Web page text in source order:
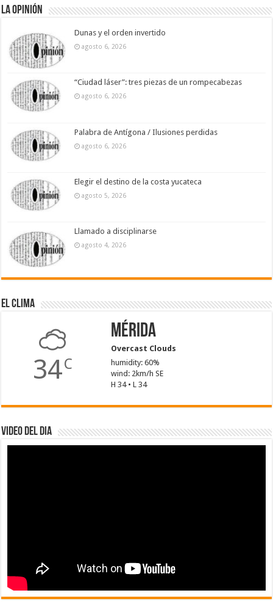
La Opinión
Dunas y el orden invertido
agosto 6, 2026
“Ciudad láser”: tres piezas de un rompecabezas
agosto 6, 2026
Palabra de Antígona / Ilusiones perdidas
agosto 6, 2026
Elegir el destino de la costa yucateca
agosto 5, 2026
Llamado a disciplinarse
agosto 4, 2026
El Clima
34C
Mérida
Overcast Clouds
humidity: 60%
wind: 2km/h SE
H 34 • L 34
Video del dia